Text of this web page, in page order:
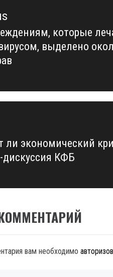
которые
выделено
ли экономический
дискуссия КФБ
вам необходимо